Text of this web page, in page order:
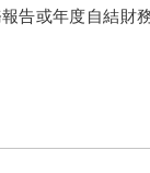
告或年度自結財